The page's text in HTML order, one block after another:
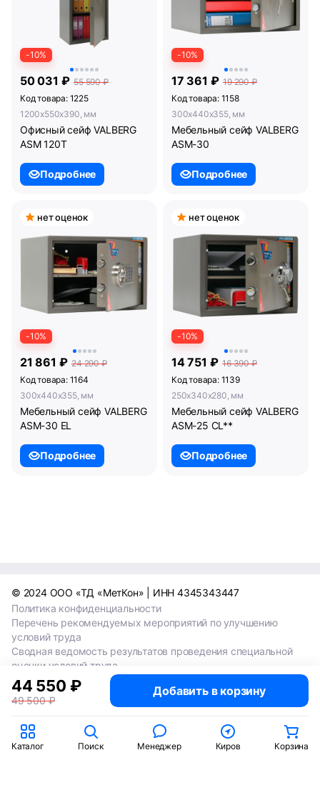
44 550 ₽
49 500 ₽
Добавить в корзину
-10%
50 031 ₽ 55 590 ₽
Код товара: 1225
1200x550x390, мм
Офисный сейф VALBERG
ASM 120T
Подробнее
-10%
17 361 ₽ 19 290 ₽
Код товара: 1158
300x440x355, мм
Мебельный сейф VALBERG
ASM-30
Подробнее
нет оценок
-10%
21 861 ₽ 24 290 ₽
Код товара: 1164
300x440x355, мм
Мебельный сейф VALBERG
ASM-30 EL
Подробнее
нет оценок
-10%
14 751 ₽ 16 390 ₽
Код товара: 1139
250x340x280, мм
Мебельный сейф VALBERG
ASM-25 CL**
Подробнее
© 2024 ООО «ТД «МетКон» | ИНН 4345343447
Политика конфиденциальности
Перечень рекомендуемых мероприятий по улучшению
условий труда
Сводная ведомость результатов проведения специальной
оценки условий труда
Сводная ведомость результатов проведения специальной
оценки условий труда 2024
Сводная ведомость результатов проведения специальной
оценки условий труда 2025
Каталог Поиск Менеджер Киров Корзина